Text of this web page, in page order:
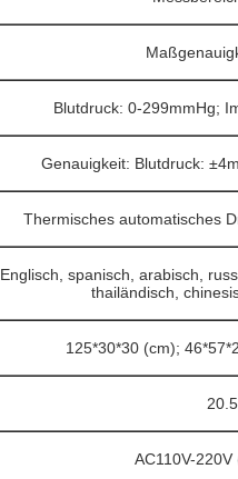
Blutdruck: 0-299mmHg;
Genauigkeit: Blutdruck:
Thermisches automatisches
Englisch, spanisch, arabisch,
thailändisch,
125*30*30 (cm);
AC110V-